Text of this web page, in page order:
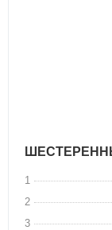
1
2
3